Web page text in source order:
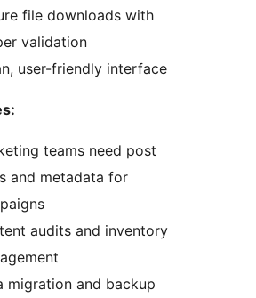
file downloads with
validation
user-friendly interface
teams need post
and metadata for
audits and inventory
migration and backup